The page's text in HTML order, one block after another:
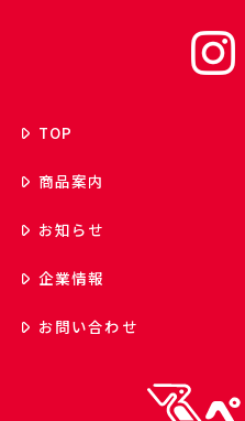
TOP
商品案内
お知らせ
企業情報
お問い合わせ